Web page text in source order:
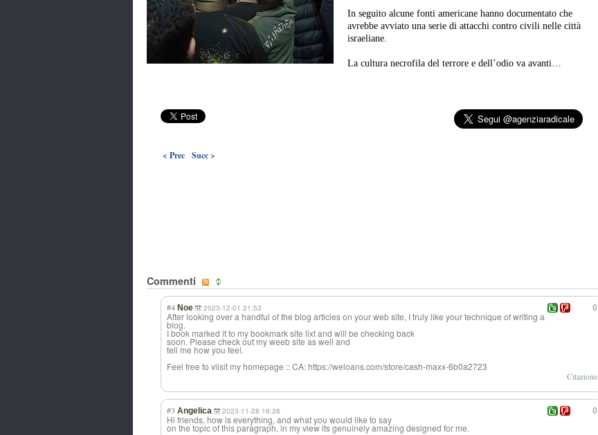
In seguito alcune fonti americane hanno documentato che
avrebbe avviato una serie di attacchi contro civili nelle città
israeliane.
La cultura necrofila del terrore e dell’odio va avanti…
< Prec Succ >
Commenti
0
#4 Noe 2023-12-01 21:53
After looking over a handful of the blog articles on your web site, I truly like your technique of writing a
blog.
I book marked it to my bookmark site lixt and will be checking back
soon. Please check out my weeb site as well and
tell me how you feel.
Feel free to viisit my homepage :: CA: https://weloans.com/store/cash-maxx-6b0a2723
Citazione
0
#3 Angelica 2023-11-28 16:26
Hi friends, how is everything, and what you would like to say
on the topic of this paragraph, in my view its genuinely amazing designed for me.